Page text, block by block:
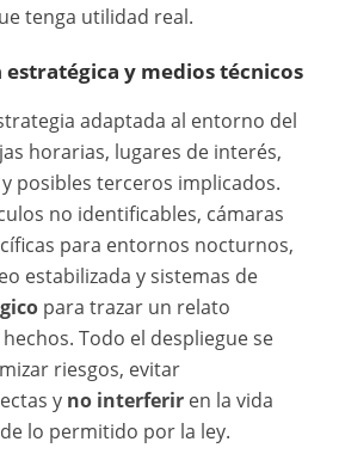
tenga utilidad real.
y medios técnicos
adaptada al entorno del
horarias, lugares de interés,
posibles terceros implicados.
no identificables, cámaras
para entornos nocturnos,
estabilizada y sistemas de
para trazar un relato
Todo el despliegue se
riesgos, evitar
y no interferir en la vida
lo permitido por la ley.